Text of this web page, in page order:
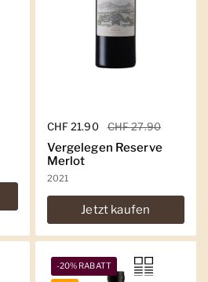
Regulärer Preis
CHF 21.90 Sale-Preis
CHF 27.90
Vergelegen Reserve
Merlot
2021
Jetzt kaufen
-20% RABATT